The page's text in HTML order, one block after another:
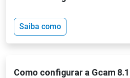
Saiba como
Como configurar a Gcam 8.1